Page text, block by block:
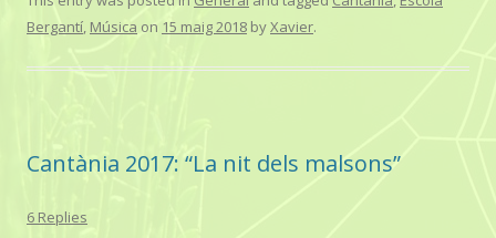
Bergantí, Música on 15 maig 2018 byXavier.
Cantània 2017: “La nit dels malsons”
6 Replies